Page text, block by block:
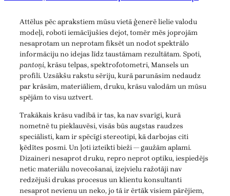
Attēlus pēc aprakstiem mūsu vietā ģenerē lielie valodu
modeļi, roboti iemācījušies dejot, tomēr mēs joprojām
nesaprotam un neprotam fiksēt un nodot spektrālo
informāciju no idejas līdz taustāmam rezultātam. Spoti,
pantoņi, krāsu telpas, spektrofotometri, Mansels un
profili. Uzsākšu rakstu sēriju, kurā parunāsim nedaudz
par krāsām, materiāliem, druku, krāsu valodām un mūsu
spējām to visu uztvert.
Trakākais krāsu vadībā ir tas, ka nav svarīgi, kurā
nometnē tu pieklauvēsi, visās būs augstas raudzes
speciālisti, kam ir spēcīgi stereotipi, kā darbojas citi
ķēdītes posmi. Un ļoti izteikti bieži — gaužām aplami.
Dizaineri nesaprot druku, repro neprot optiku, iespiedējs
netic materiālu novecošanai, izejvielu ražotāji nav
redzējuši drukas procesus un klientu konsultanti
nesaprot nevienu un neko, jo tā ir ērtāk visiem pārējiem,